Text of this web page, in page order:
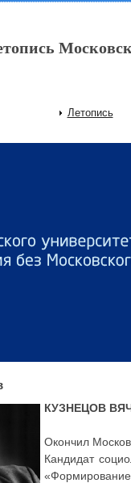
Главное меню
Летопись
КУЗНЕЦОВ
Окончил
Кандидат
«Формирование